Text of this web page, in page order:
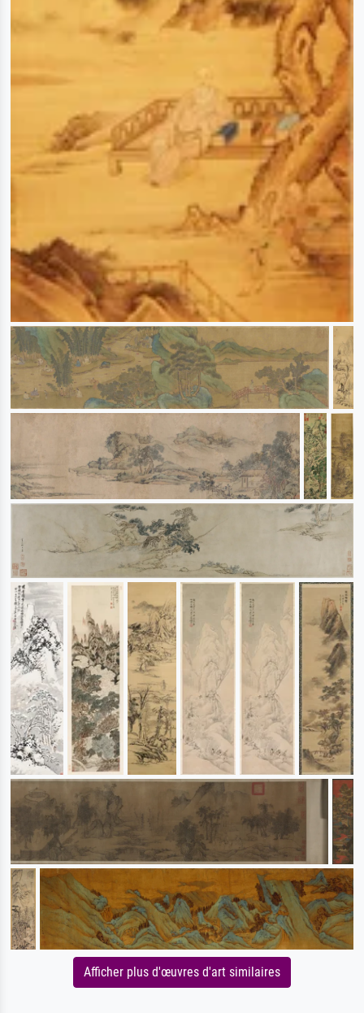
Afficher plus d'œuvres d'art similaires